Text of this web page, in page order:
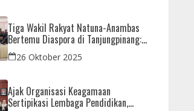
Tiga Wakil Rakyat Natuna-Anambas
Bertemu Diaspora di Tanjungpinang:
Dorong Pemekaran Provinsi dan Jamin
Pemerataan Pembangunan
26 Oktober 2025
Ajak Organisasi Keagamaan
Sertipikasi Lembaga Pendidikan,